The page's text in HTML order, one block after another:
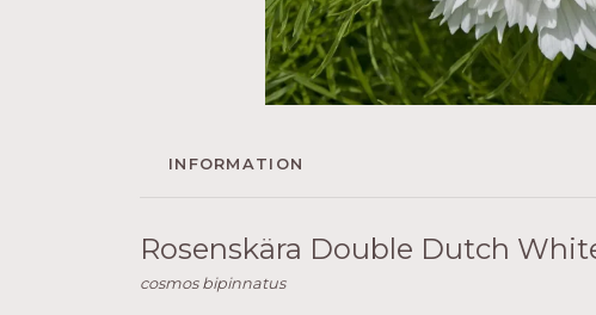
INFORMATION
Rosenskära Double Dutch
cosmos bipinnatus